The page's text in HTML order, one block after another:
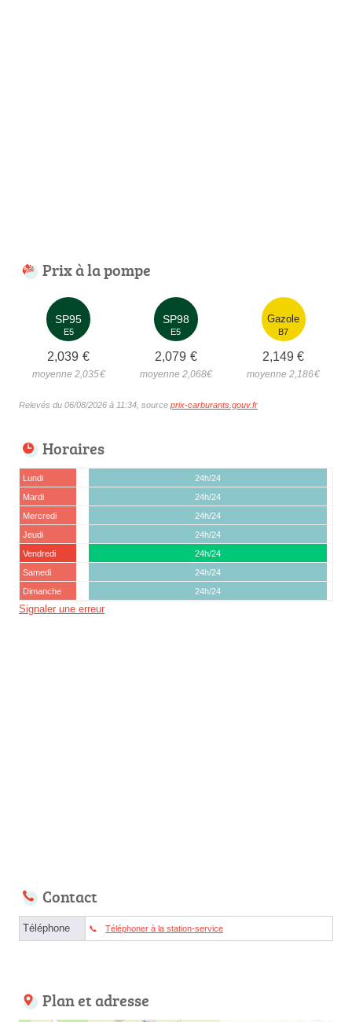
Prix à la pompe
SP95
E5
2,039 €
moyenne 2,035€
SP98
E5
2,079 €
moyenne 2,068€
Gazole
B7
2,149 €
moyenne 2,186€
Relevés du 06/08/2026 à 11:34, source prix-carburants.gouv.fr
Horaires
Lundi
24h/24
Mardi
24h/24
Mercredi
24h/24
Jeudi
24h/24
Vendredi
24h/24
Samedi
24h/24
Dimanche
24h/24
Signaler une erreur
Contact
Téléphone Téléphoner à la station-service
Plan et adresse